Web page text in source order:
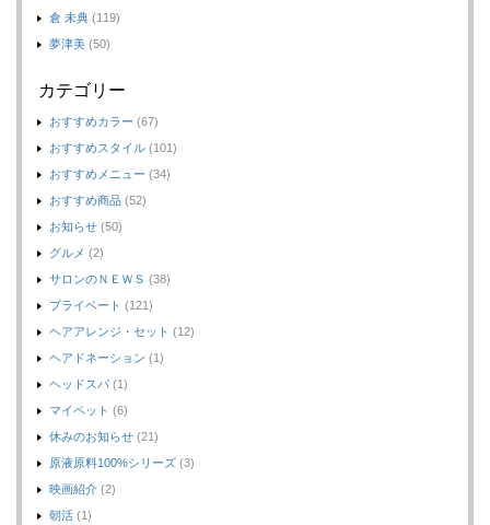
倉 未典 (119)
夢津美 (50)
カテゴリー
おすすめカラー (67)
おすすめスタイル (101)
おすすめメニュー (34)
おすすめ商品 (52)
お知らせ (50)
グルメ (2)
サロンのＮＥＷＳ (38)
プライベート (121)
ヘアアレンジ・セット (12)
ヘアドネーション (1)
ヘッドスパ (1)
マイペット (6)
休みのお知らせ (21)
原液原料100%シリーズ (3)
映画紹介 (2)
朝活 (1)